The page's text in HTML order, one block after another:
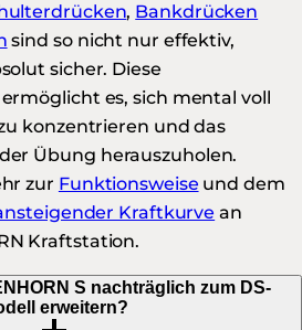
, Bankdrücken
sind so nicht nur effektiv,
sicher. Diese
es, sich mental voll
konzentrieren und das
Übung herauszuholen.
zur Funktionsweise und dem
Kraftkurve an
Kraftstation.
S nachträglich zum DS-
erweitern?